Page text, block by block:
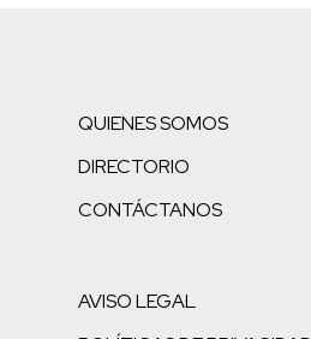
QUIENES SOMOS
DIRECTORIO
CONTÁCTANOS
AVISO LEGAL